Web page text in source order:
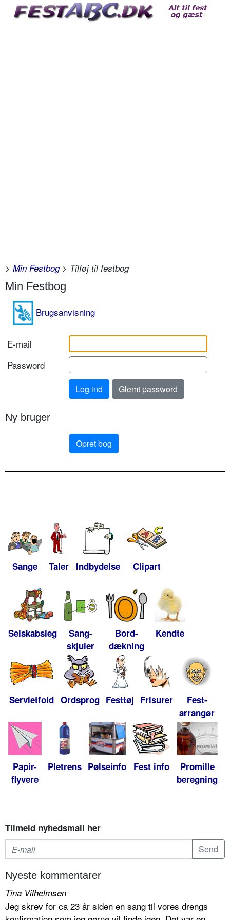
> Min Festbog> Tilføj til festbog
Min Festbog
Brugsanvisning
E-mail
Password
Ny bruger
Sange Taler Indbydelse Clipart
Selskabsleg
Sang-
skjuler
Bord-
dækning
Kendte
Servietfold Ordsprog Festtøj Frisurer
Fest-
arrangør
Papir-
flyvere
Pletrens Pølseinfo Fest info
Promille
beregning
Tilmeld nyhedsmail her
Nyeste kommentarer
Tina Vilhelmsen
Jeg skrev for ca 23 år siden en sang til vores drengs